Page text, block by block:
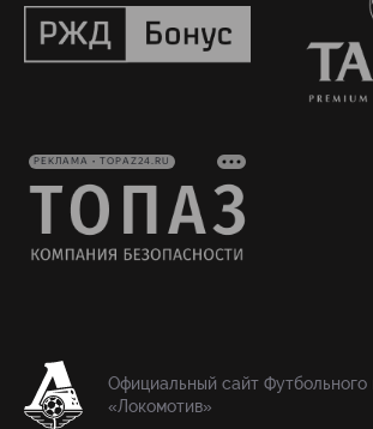
РЕКЛАМА • TOPAZ24.RU
Официальный сайт Футбольного
«Локомотив»